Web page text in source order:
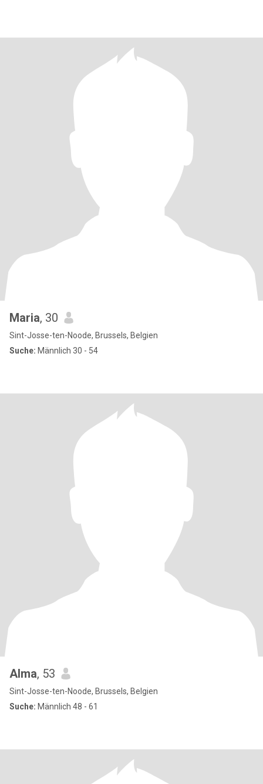
Maria, 30
Sint-Josse-ten-Noode, Brussels, Belgien
Suche: Männlich 30 - 54
Alma, 53
Sint-Josse-ten-Noode, Brussels, Belgien
Suche: Männlich 48 - 61